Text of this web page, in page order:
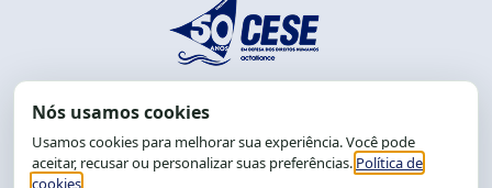
End.: R. da Graça, 150. Graça
CEP: 40.150-055
Salvador-BA, Brasil.
Tel.: (71) 2104-5457, Cel.: (71) 9 9239-2104 ou 2105